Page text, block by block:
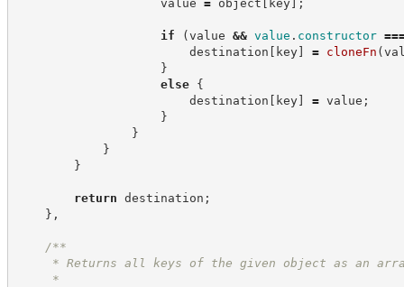
value = object [ key] ;
if (value && value . constructor
destination [ key] = cloneFn (
}
else {
destination [ key] = value ;
}
}
}
}
return destination ;
} ,
/**
* Returns all keys of the given object as an
*